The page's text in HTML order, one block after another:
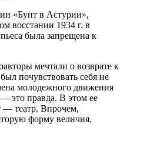
«Бунт в Астурии»,
восстании 1934 г. в
была запрещена к
мечтали о возврате к
почувствовать себя не
молодежного движения
это правда. В этом ее
— театр. Впрочем,
форму величия,